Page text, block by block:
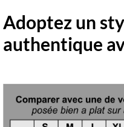
Adoptez un
authentique